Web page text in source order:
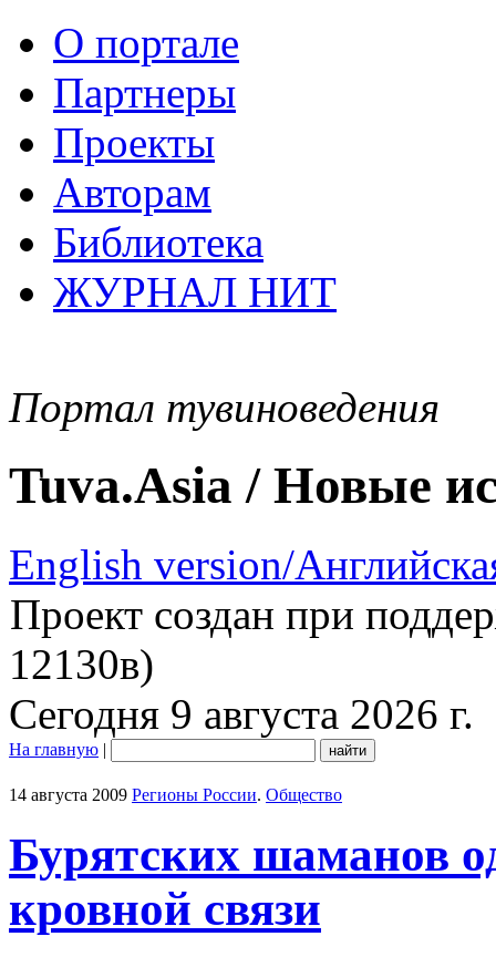
О портале
Партнеры
Проекты
Авторам
Библиотека
ЖУРНАЛ НИТ
Портал тувиноведения
Tuva.Asia / Новые
English version/
Проект создан при
12130в)
Сегодня 9 августа 2026 г.
На главную |
14 августа 2009 Регионы России. Общество
Бурятских шаманов
кровной связи